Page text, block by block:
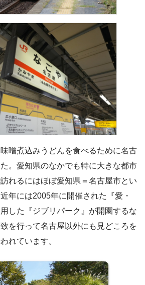
噌煮込みうどんを食べるために名古
。愛知県のなかでも特に大きな都市
れるにはほぼ愛知県＝名古屋市とい
年には2005年に開催された『愛・
した『ジブリパーク』が開園するな
を行って名古屋以外にも見どころを
れています。